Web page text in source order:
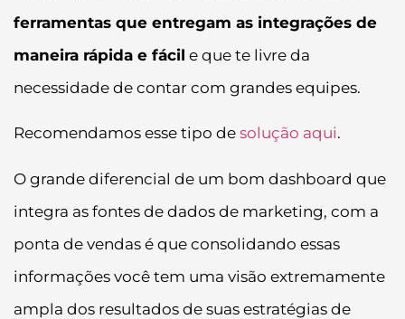
ferramentas que entregam as integrações de
maneira rápida e fácil e que te livre da
necessidade de contar com grandes equipes.
Recomendamos esse tipo de solução aqui.
O grande diferencial de um bom dashboard que
integra as fontes de dados de marketing, com a
ponta de vendas é que consolidando essas
informações você tem uma visão extremamente
ampla dos resultados de suas estratégias de